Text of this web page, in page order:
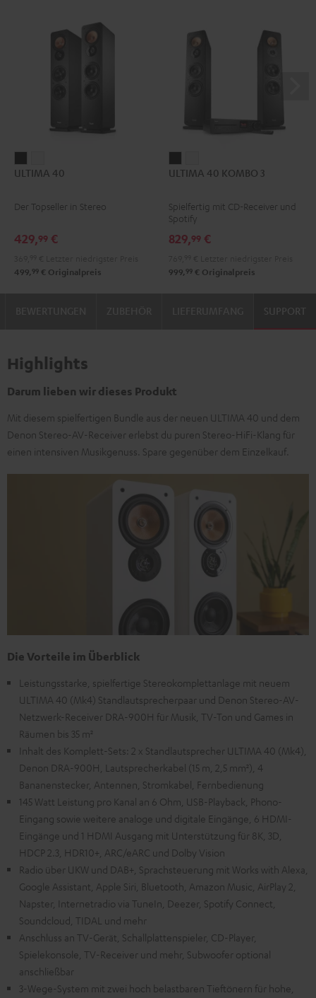
40 40
ULTIMA 40
Der Topseller in Stereo
429,99 €
499, 99 € Originalpreis
40
3
Schwarz
40
3
ULTIMA 40 KOMBO 3
Spielfertig mit CD-Receiver und
Spotify
829,99 €
999, 99 € Originalpreis
SUPPORT
Highlights
Darum lieben wir dieses Produkt
Mit diesem spielfertigen Bundle aus der neuen ULTIMA 40 und dem
Denon Stereo-AV-Receiver erlebst du puren Stereo-HiFi-Klang für
einen intensiven Musikgenuss. Spare gegenüber dem Einzelkauf.
Die Vorteile im Überblick
Leistungsstarke, spielfertige Stereokomplettanlage mit neuem
ULTIMA 40 (Mk4) Standlautsprecherpaar und Denon Stereo-AV-
Netzwerk-Receiver DRA-900H für Musik, TV-Ton und Games in
Räumen bis 35 m²
Inhalt des Komplett-Sets: 2 x Standlautsprecher ULTIMA 40 (Mk4),
Denon DRA-900H, Lautsprecherkabel (15 m, 2,5 mm²), 4
Bananenstecker, Antennen, Stromkabel, Fernbedienung
145 Watt Leistung pro Kanal an 6 Ohm, USB-Playback, Phono-
Eingang sowie weitere analoge und digitale Eingänge, 6 HDMI-
Eingänge und 1 HDMI Ausgang mit Unterstützung für 8K, 3D,
HDCP 2.3, HDR10+, ARC/eARC und Dolby Vision
Radio über UKW und DAB+, Sprachsteuerung mit Works with Alexa,
Google Assistant, Apple Siri, Bluetooth, Amazon Music, AirPlay 2,
Napster, Internetradio via TuneIn, Deezer, Spotify Connect,
Soundcloud, TIDAL und mehr
Anschluss an TV-Gerät, Schallplattenspieler, CD-Player,
Spielekonsole, TV-Receiver und mehr, Subwoofer optional
anschließbar
3-Wege-System mit zwei hoch belastbaren Tieftönern für hohe,